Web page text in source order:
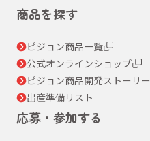
商品を探す
ピジョン商品一覧
公式オンラインショップ
ピジョン商品開発ストーリー
出産準備リスト
応募・参加する